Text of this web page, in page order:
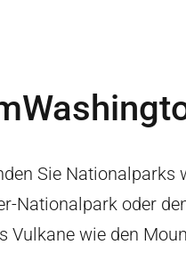
Sie Nationalparks
Nationalpark oder
Vulkane wie den